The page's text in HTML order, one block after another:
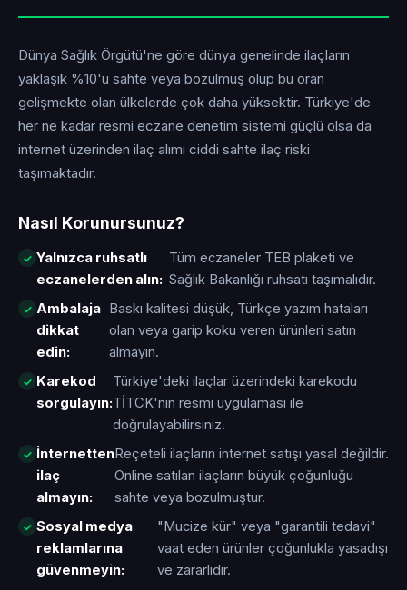
Dünya Sağlık Örgütü'ne göre dünya genelinde ilaçların
yaklaşık %10'u sahte veya bozulmuş olup bu oran
gelişmekte olan ülkelerde çok daha yüksektir. Türkiye'de
her ne kadar resmi eczane denetim sistemi güçlü olsa da
internet üzerinden ilaç alımı ciddi sahte ilaç riski
taşımaktadır.
Nasıl Korunursunuz?
Yalnızca ruhsatlı
eczanelerden alın:
Tüm eczaneler TEB plaketi ve
Sağlık Bakanlığı ruhsatı taşımalıdır.
Ambalaja
dikkat
edin:
Baskı kalitesi düşük, Türkçe yazım hataları
olan veya garip koku veren ürünleri satın
almayın.
Karekod
sorgulayın:
Türkiye'deki ilaçlar üzerindeki karekodu
TİTCK'nın resmi uygulaması ile
doğrulayabilirsiniz.
İnternetten
ilaç
almayın:
Reçeteli ilaçların internet satışı yasal değildir.
Online satılan ilaçların büyük çoğunluğu
sahte veya bozulmuştur.
Sosyal medya
reklamlarına
güvenmeyin:
"Mucize kür" veya "garantili tedavi"
vaat eden ürünler çoğunlukla yasadışı
ve zararlıdır.